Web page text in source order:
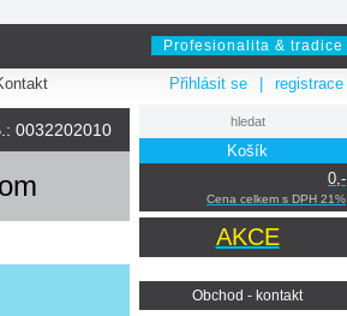
Profesionalita & tradice
Přihlásit se registrace
Košík
0,-
Cena celkem s DPH 21%
AKCE
Obchod - kontakt
0032202010